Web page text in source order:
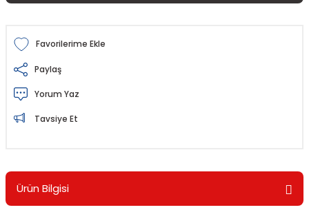
Paylaş
Yorum Yaz
Tavsiye Et
Ürün Bilgisi